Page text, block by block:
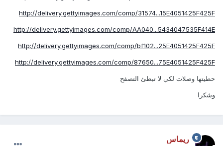
http://delivery.gettyimages.com/comp/31574...15E4051425F425F
http://delivery.gettyimages.com/comp/AA040...5434047535F414E
http://delivery.gettyimages.com/comp/bf102...25E4051425F425F
http://delivery.gettyimages.com/comp/87650...75E4051425F425F
حطيتها وصلات لكي لا تبطئ التصفح
وشكرا
ريماس